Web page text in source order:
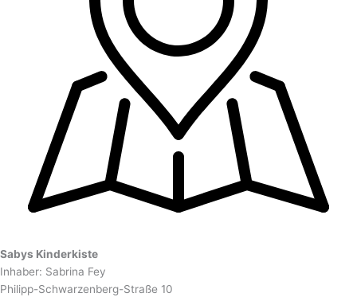
Sabys Kinderkiste
Inhaber: Sabrina Fey
Philipp-Schwarzenberg-Straße 10